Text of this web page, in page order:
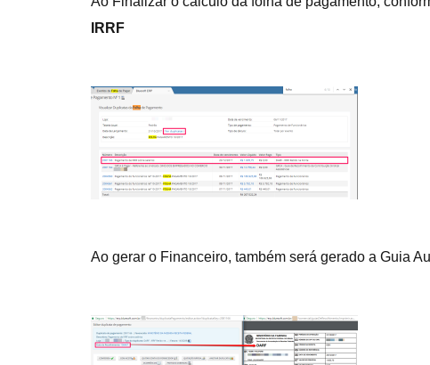
IRRF
Ao gerar o Financeiro, também será gerado a Guia